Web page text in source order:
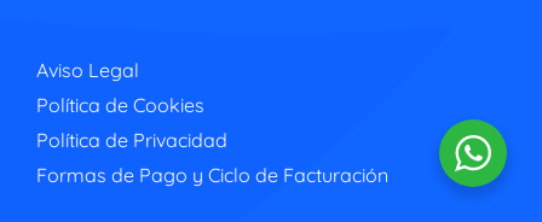
Aviso Legal
Política de Cookies
Política de Privacidad
Formas de Pago y Ciclo de Facturación